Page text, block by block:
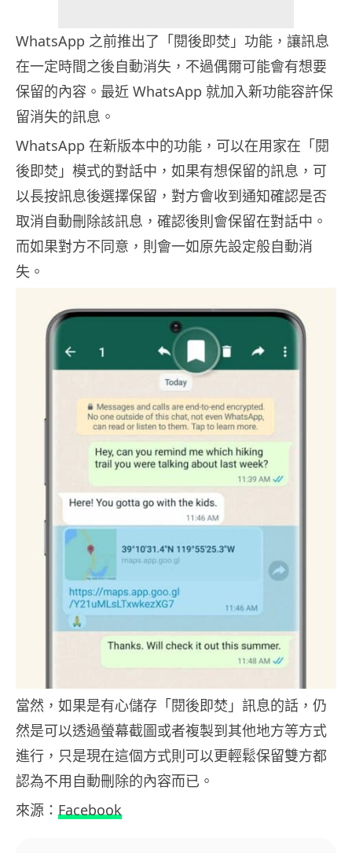
WhatsApp 之前推出了「閱後即焚」功能，讓訊息
在一定時間之後自動消失，不過偶爾可能會有想要
保留的內容。最近 WhatsApp 就加入新功能容許保
留消失的訊息。
WhatsApp 在新版本中的功能，可以在用家在「閱
後即焚」模式的對話中，如果有想保留的訊息，可
以長按訊息後選擇保留，對方會收到通知確認是否
取消自動刪除該訊息，確認後則會保留在對話中。
而如果對方不同意，則會一如原先設定般自動消
失。
當然，如果是有心儲存「閱後即焚」訊息的話，仍
然是可以透過螢幕截圖或者複製到其他地方等方式
進行，只是現在這個方式則可以更輕鬆保留雙方都
認為不用自動刪除的內容而已。
來源： Facebook